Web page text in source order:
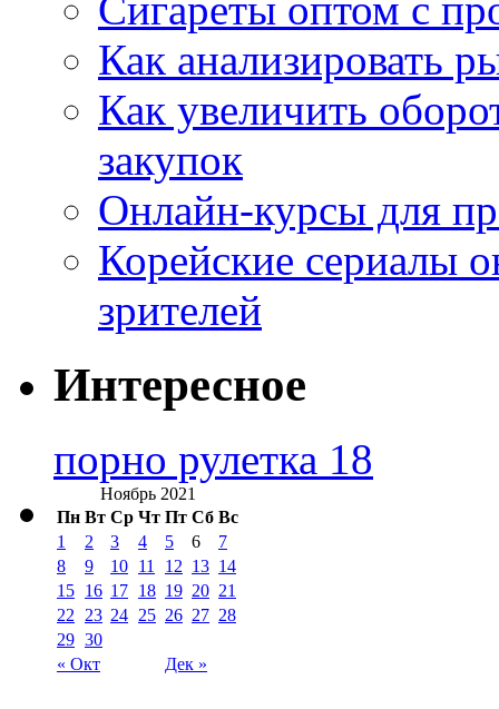
Сигареты оптом с
Как анализировать
Как увеличить
закупок
Онлайн-курсы для
Корейские сериалы
зрителей
Интересное
порно рулетка 18
Ноябрь 2021
Пн Вт Ср Чт Пт Сб Вс
« Окт Дек »
1 2 3 4 5 6
7
8
9 10 11 12 13 14
15 16 17 18 19 20 21
22
23 24 25 26 27 28
29 30